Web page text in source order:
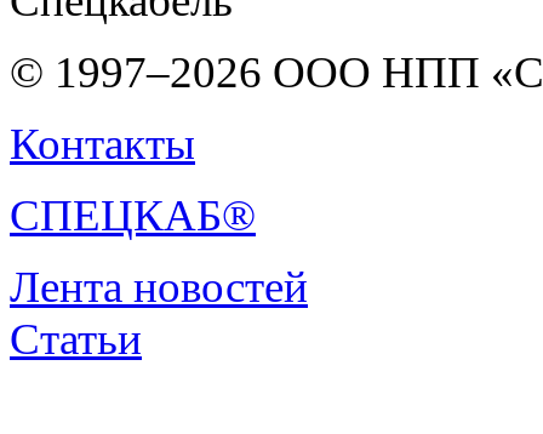
© 1997–2026 ООО НПП
Контакты
СПЕЦКАБ®
Лента новостей
Статьи